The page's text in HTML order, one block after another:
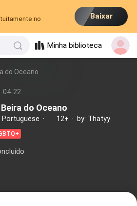
no
Baixar
Minha biblioteca
do Oceano
04-22
do Oceano
Portuguese · 12+ · by: Thatyy